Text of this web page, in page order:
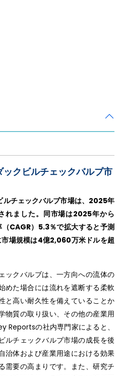
クビルチェックバルブ市
ルチェックバルブ市場は、2025年
れました。同市場は2025年から
CAGR）5.3％で拡大すると予測
場規模は4億2,060万米ドルを超
ックバルブは、一方向への流体の
めた場合には流れを遮断する柔軟
と高い耐久性を備えていることか
物質の取り扱い、その他の産業用
Reportsの社内専門家によると、
ルチェックバルブ市場の成長を後
治体および産業用途における効果
需要の高まりです。また、研究チ